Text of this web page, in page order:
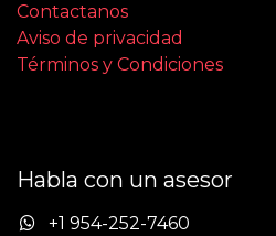
Contactanos
Aviso de privacidad
Términos y Condiciones
Habla con un asesor
+1 954-252-7460